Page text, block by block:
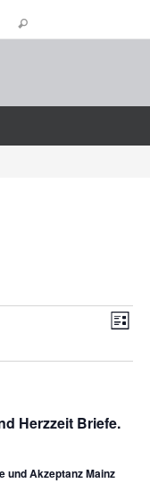
Liste
Herzzeit Briefe.
und Akzeptanz Mainz